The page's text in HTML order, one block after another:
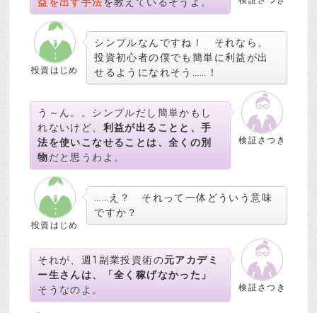
益を出す手法を教えているそうよ。
投資はじめ
シンプルなんですね！ それなら、
投資初心者の僕でも簡単に利益が出
せるようになれそう……！
検証さつき
う～ん。。シンプルだし簡単かもし
れないけど、 利益が出ることと、手
法を使いこなせることは、全くの別
物だと思うわよ。
投資はじめ
……え？ それって一体どういう意味
ですか？
検証さつき
それが、週1副業投資術の元アカデミ
ー生さんは、「全く稼げなかった」
そうなのよ。